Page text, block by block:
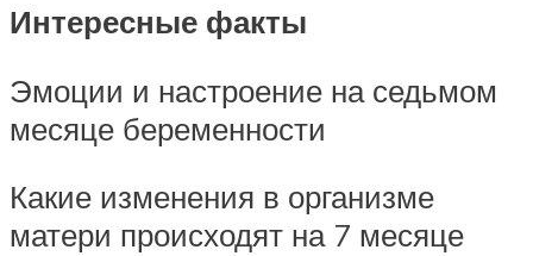
Интересные факты
Эмоции и настроение на седьмом
месяце беременности
Какие изменения в организме
матери происходят на 7 месяце